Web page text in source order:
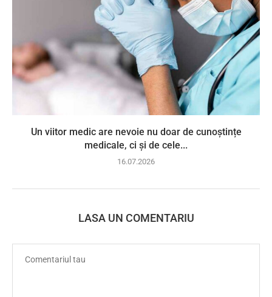
Un viitor medic are nevoie nu doar de cunoștințe
medicale, ci și de cele...
16.07.2026
LASA UN COMENTARIU